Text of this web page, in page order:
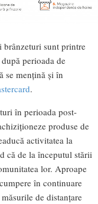
sunt printre
perioada de
se mențină și în
.
în perioada post-
produse de
activitatea la
că de la începutul stării
lor. Aproape
în continuare
de distanțare